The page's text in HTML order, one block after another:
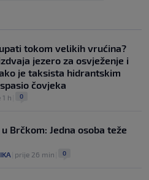
tokom velikih vrućina?
jezero za osvježenje i
je taksista hidrantskim
čovjeka
1 h 0
Brčkom: Jedna osoba teže
prije 26 min 0